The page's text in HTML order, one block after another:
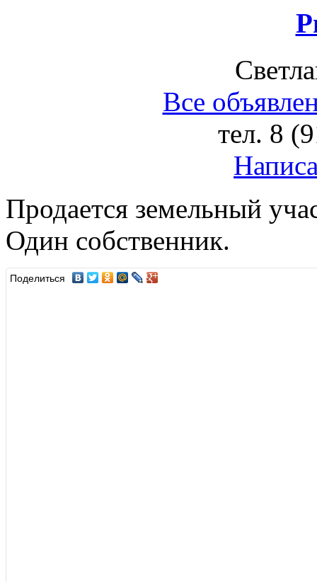
Все
тел. 8
Продается земельный
Один собственник.
Поделиться